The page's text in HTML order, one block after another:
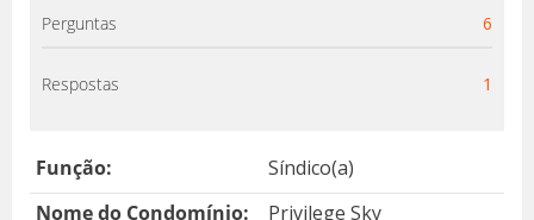
Perguntas 6
Respostas 1
Função:
Síndico(a)
Nome do Condomínio:
Privilege Sky